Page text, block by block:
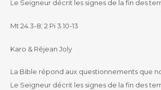
Le Seigneur décrit les signes de la fin des
Mt 24.3-8; 2 Pi 3.10-13
Karo & Réjean Joly
La Bible répond aux questionnements que
Le Seigneur décrit les signes de la fin des